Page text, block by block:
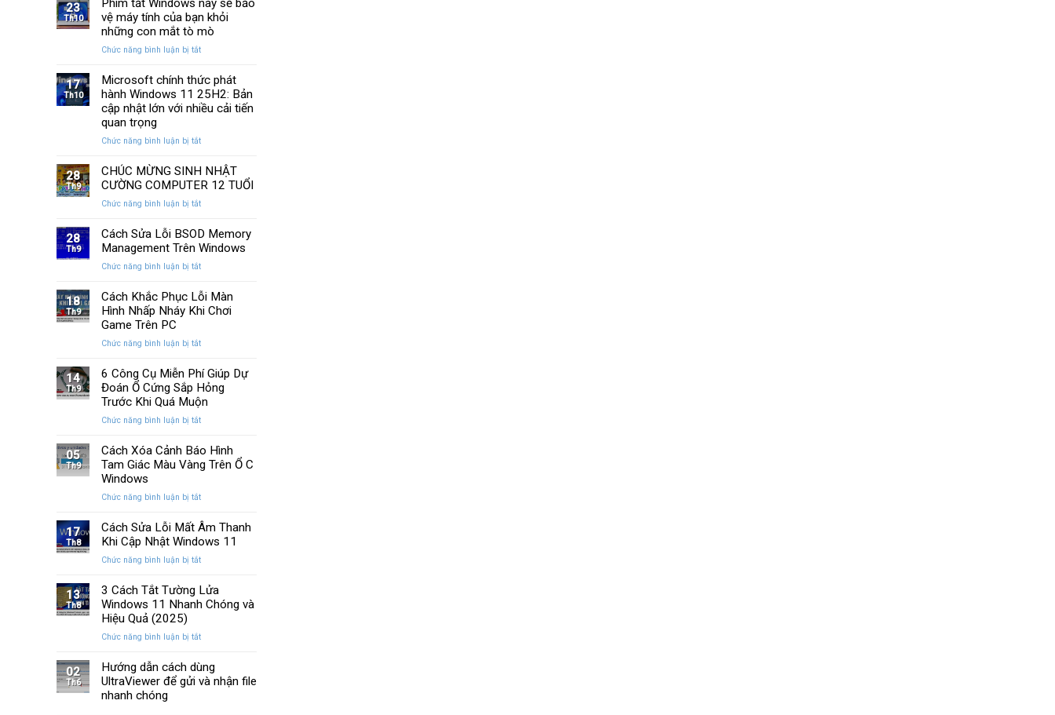
Tiết
Hướng
dẫn
10+
mềm
tốt
nhất
khắc
phục
không
nối
được
WiFi
23
Th10
Phím tắt Windows này sẽ bảo
vệ máy tính của bạn khỏi
những con mắt tò mò
Chức năng bình luận bị tắtở
tắt
Windows
này
sẽ
vệ
tính
của
khỏi
con
mắt
tò
17
Th10
Microsoft chính thức phát
hành Windows 11 25H2: Bản
cập nhật lớn với nhiều cải tiến
quan trọng
Chức năng bình luận bị tắtở
chính
thức
hành
11
25H2:
lớn
với
cải
quan
trọng
28
Th9
CHÚC MỪNG SINH NHẬT
CƯỜNG COMPUTER 12 TUỔI
Chức năng bình luận bị tắtở
MỪNG
SINH
CƯỜNG
12
TUỔI
28
Th9
Cách Sửa Lỗi BSOD Memory
Management Trên Windows
Chức năng bình luận bị tắtở
Sửa
Lỗi
Management
Windows
18
Th9
Cách Khắc Phục Lỗi Màn
Hình Nhấp Nháy Khi Chơi
Game Trên PC
Chức năng bình luận bị tắtở
Khắc
Phục
Hình
Nháy
Khi
Trên
14
Th9
6 Công Cụ Miễn Phí Giúp Dự
Đoán Ổ Cứng Sắp Hỏng
Trước Khi Quá Muộn
Chức năng bình luận bị tắtở
Công
Cụ
Miễn
Giúp
Đoán
Ổ
Trước
Khi
Muộn
05
Th9
Cách Xóa Cảnh Báo Hình
Tam Giác Màu Vàng Trên Ổ C
Windows
Chức năng bình luận bị tắtở
Xóa
Hình
Giác
Màu
Windows
17
Th8
Cách Sửa Lỗi Mất Âm Thanh
Khi Cập Nhật Windows 11
Chức năng bình luận bị tắtở
Sửa
Lỗi
Thanh
Cập
Nhật
13
Th8
3 Cách Tắt Tường Lửa
Windows 11 Nhanh Chóng và
Hiệu Quả (2025)
Chức năng bình luận bị tắtở
Cách
Tắt
02
Th6
Hướng dẫn cách dùng
UltraViewer để gửi và nhận file
nhanh chóng